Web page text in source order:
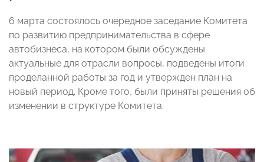
6 марта состоялось очередное заседание Комитета
по развитию предпринимательства в сфере
автобизнеса, на котором были обсуждены
актуальные для отрасли вопросы, подведены итоги
проделанной работы за год и утвержден план на
новый период. Кроме того, были приняты решения об
изменении в структуре Комитета.